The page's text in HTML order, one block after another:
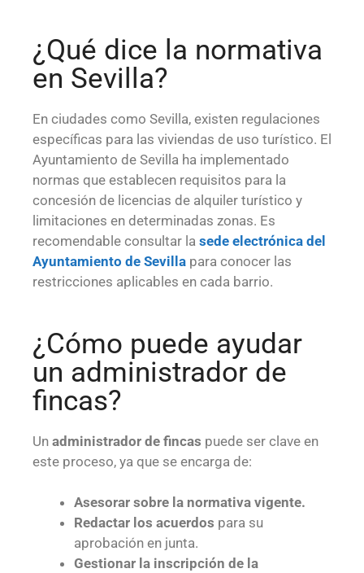
¿Qué dice la normativa
en Sevilla?
En ciudades como Sevilla, existen regulaciones
específicas para las viviendas de uso turístico. El
Ayuntamiento de Sevilla ha implementado
normas que establecen requisitos para la
concesión de licencias de alquiler turístico y
limitaciones en determinadas zonas. Es
recomendable consultar la sede electrónica del
Ayuntamiento de Sevilla para conocer las
restricciones aplicables en cada barrio.
¿Cómo puede ayudar
un administrador de
fincas?
Un administrador de fincas puede ser clave en
este proceso, ya que se encarga de:
Asesorar sobre la normativa vigente.
Redactar los acuerdos para su
aprobación en junta.
Gestionar la inscripción de la